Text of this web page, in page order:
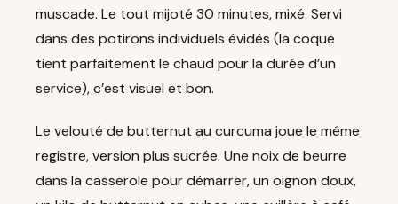
muscade. Le tout mijoté 30 minutes, mixé. Servi
dans des potirons individuels évidés (la coque
tient parfaitement le chaud pour la durée d’un
service), c’est visuel et bon.
Le velouté de butternut au curcuma joue le même
registre, version plus sucrée. Une noix de beurre
dans la casserole pour démarrer, un oignon doux,